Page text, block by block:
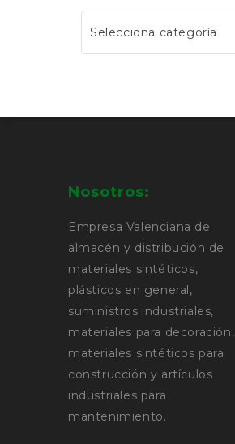
Selecciona categoría
Nosotros:
Empresa Valenciana de
almacén y distribución de
materiales sintéticos,
plásticos en general,
suministros industriales,
materiales para decoración,
materiales sintéticos para
construcción y artículos
industriales para
mantenimiento.